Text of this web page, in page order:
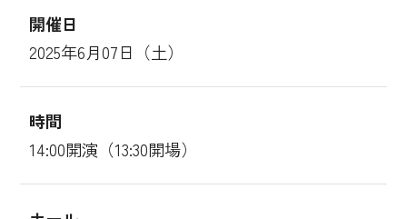
開催日
2025年6月07日（土）
時間
14:00開演（13:30開場）